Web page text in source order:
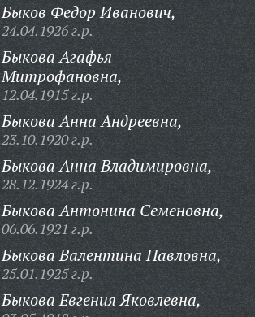
Быков Федор Иванович,
24.04.1926 г.р.
Быкова Агафья
Митрофановна,
12.04.1915 г.р.
Быкова Анна Андреевна,
23.10.1920 г.р.
Быкова Анна Владимировна,
28.12.1924 г.р.
Быкова Антонина Семеновна,
06.06.1921 г.р.
Быкова Валентина Павловна,
25.01.1925 г.р.
Быкова Евгения Яковлевна,